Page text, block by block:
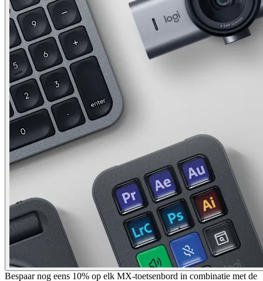
Bespaar nog eens 10% op elk MX-toetsenbord in combinatie met de